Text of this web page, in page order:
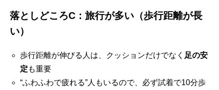
落としどころC：旅行が多い（歩行距離が長
い）
歩行距離が伸びる人は、クッションだけでなく 足の安
定 も重要
“ふわふわで疲れる”人もいるので、必ず試着で10分歩